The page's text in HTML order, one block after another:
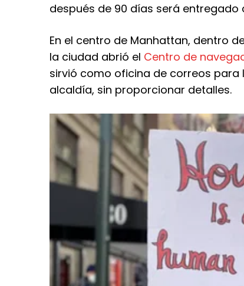
después de 90 días será entregado
En el centro de Manhattan, dentro
la ciudad abrió el Centro de
sirvió como oficina de correos para
alcaldía, sin proporcionar detalles.